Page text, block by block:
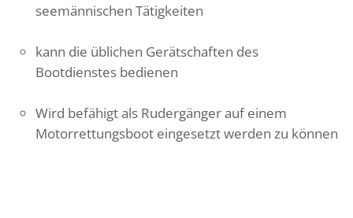
seemännischen Tätigkeiten
kann die üblichen Gerätschaften des
Bootdienstes bedienen
Wird befähigt als Rudergänger auf einem
Motorrettungsboot eingesetzt werden zu können